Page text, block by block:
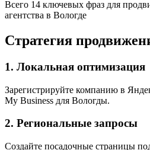
Всего 14 ключевых фраз для
агентства в Вологде
Стратегия
1. Локальная оптимизация
Зарегистрируйте компанию в
My Business для Вологды.
2. Региональные запросы
Создайте посадочные страницы